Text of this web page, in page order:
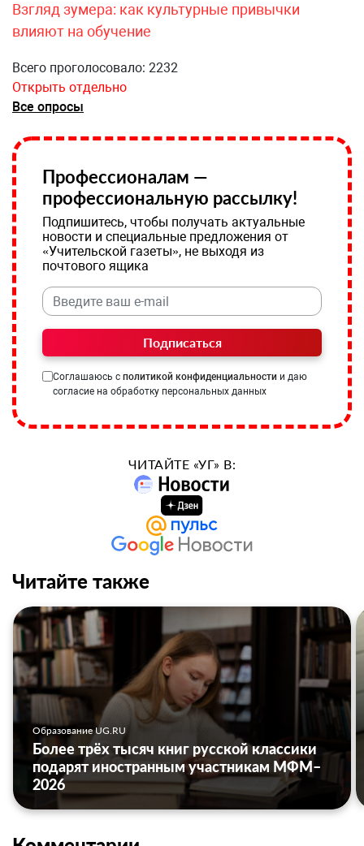
Взгляд зумера: как культурные привычки
влияют на обучение
Всего проголосовало: 2232
Открыть отдельно
Все опросы
Профессионалам —
профессиональную рассылку!
Подпишитесь, чтобы получать актуальные
новости и специальные предложения от
«Учительской газеты», не выходя из
почтового ящика
Подписаться
Соглашаюсь с политикой конфиденциальности и даю
согласие на обработку персональных данных
ЧИТАЙТЕ «УГ» В:
Читайте также
Образование UG.RU
Более трёх тысяч книг русской классики
подарят иностранным участникам МФМ–
2026